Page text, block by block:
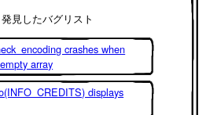
見したバグリスト
crashes when
array
displays